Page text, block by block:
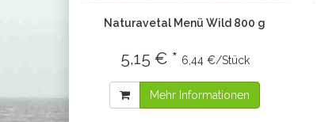
Naturavetal Menü Wild 800 g
5,15 € * 6,44 €/Stück
Mehr Informationen